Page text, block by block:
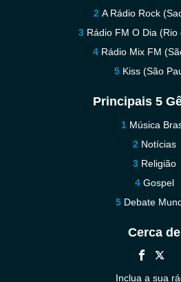
A Rádio Rock
Rádio FM O Dia (Rio
Rádio Mix FM
Kiss (São
Principais 5
Música
Notícias
Religião
Gospel
Debate
Cerca de
Inclua a sua